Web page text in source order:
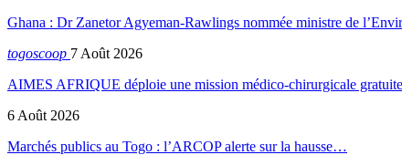
Ghana : Dr Zanetor Agyeman-Rawlings nommée ministre de
togoscoop 7 Août 2026
AIMES AFRIQUE déploie une mission médico-chirurgicale
6 Août 2026
Marchés publics au Togo : l’ARCOP alerte sur la hausse…